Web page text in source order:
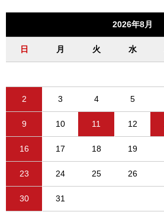
2026年8月
日 月 火 水
2 3 4 5
9 10 11 12
16 17 18 19
23 24 25 26
30 31